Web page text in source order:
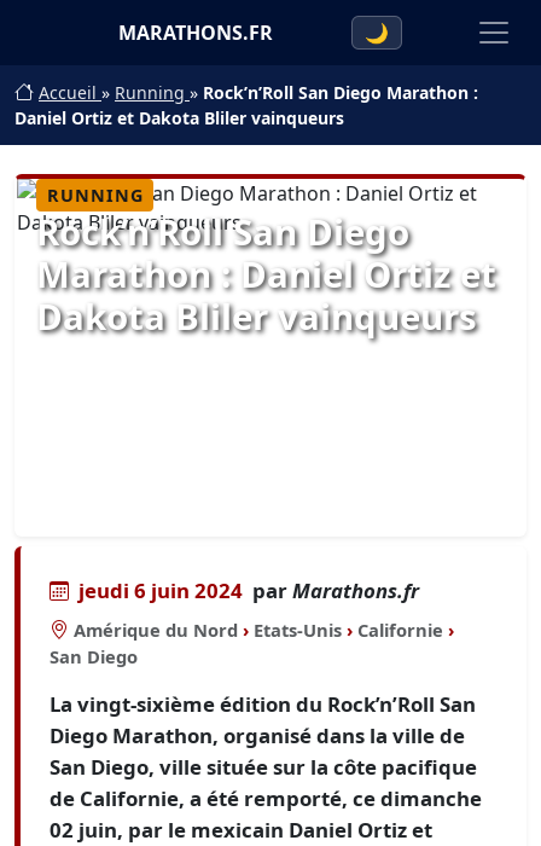
MARATHONS.FR 🌙
Accueil » Running » Rock’n’Roll San Diego Marathon :
Daniel Ortiz et Dakota Bliler vainqueurs
RUNNING
Rock’n’Roll San Diego
Marathon : Daniel Ortiz et
Dakota Bliler vainqueurs
jeudi 6 juin 2024 parMarathons.fr
Amérique du Nord › Etats-Unis › Californie ›
San Diego
La vingt-sixième édition du Rock’n’Roll San
Diego Marathon, organisé dans la ville de
San Diego, ville située sur la côte pacifique
de Californie, a été remporté, ce dimanche
02 juin, par le mexicain Daniel Ortiz et